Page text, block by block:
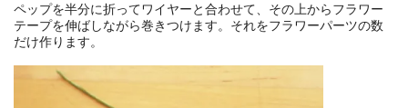
ペップを半分に折ってワイヤーと合わせて、その上からフラワー
テープを伸ばしながら巻きつけます。それをフラワーパーツの数
だけ作ります。